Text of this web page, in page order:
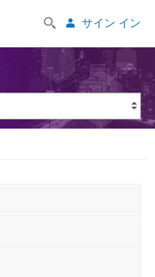
サイン イン